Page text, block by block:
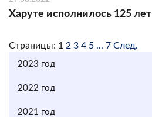
Харуте исполнилось 125 лет
Страницы: 1 2 3 4 5 ... 7 След.
2023 год
2022 год
2021 год